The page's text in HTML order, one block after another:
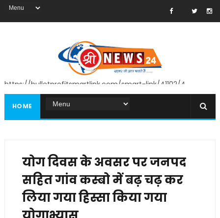
https://bulletprofitsmartlink.com/smart-link/41102/4
HOME
योग दिवस के अवसर पर जनपद
सहित गांव कस्बो में बढ़ चढ़ कर
लिया गया हिस्सा किया गया